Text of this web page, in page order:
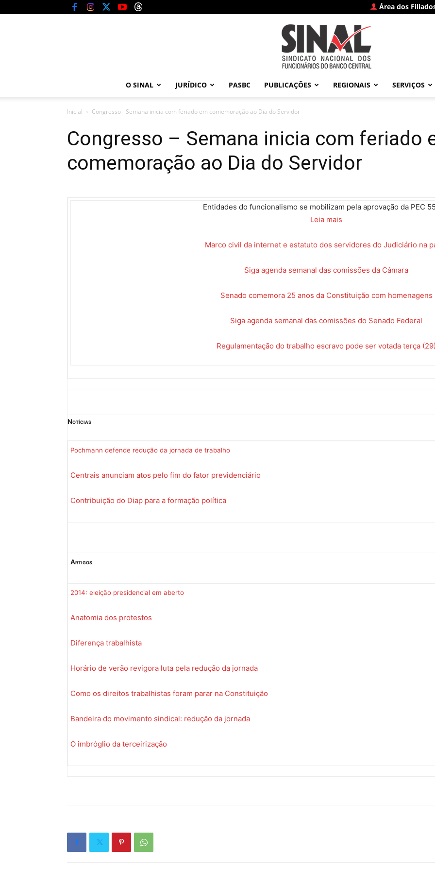
Área dos
–
O SINAL JURÍDICO PASBC PUBLICAÇÕES REGIONAIS SERVIÇOS
Inicial Congresso - Semana inicia com feriado em comemoração ao Dia do Servidor
Congresso – Semana inicia com feriado
comemoração ao Dia do Servidor
Entidades do funcionalismo se mobilizam pela aprovação da PEC
Leia mais
Marco civil da internet e estatuto dos servidores do Judiciário na
Siga agenda semanal das comissões da Câmara
Senado comemora 25 anos da Constituição com homenagens
Siga agenda semanal das comissões do Senado Federal
Regulamentação do trabalho escravo pode ser votada terça (29)
Notícias
Pochmann defende redução da jornada de trabalho
Centrais anunciam atos pelo fim do fator previdenciário
Contribuição do Diap para a formação política
Artigos
2014: eleição presidencial em aberto
Anatomia dos protestos
Diferença trabalhista
Horário de verão revigora luta pela redução da jornada
Como os direitos trabalhistas foram parar na Constituição
Bandeira do movimento sindical: redução da jornada
O imbróglio da terceirização